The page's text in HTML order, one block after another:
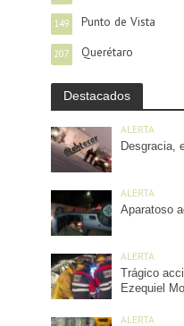
Punto de Vista
149
Querétaro
207
Destacados
ALERTA
Desgracia,
ALERTA
Aparatoso
ALERTA
Trágico
Ezequiel
ALERTA